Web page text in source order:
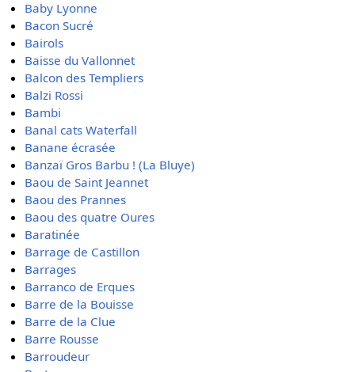
Baby Lyonne
Bacon Sucré
Bairols
Baisse du Vallonnet
Balcon des Templiers
Balzi Rossi
Bambi
Banal cats Waterfall
Banane écrasée
Banzaï Gros Barbu ! (La Bluye)
Baou de Saint Jeannet
Baou des Prannes
Baou des quatre Oures
Baratinée
Barrage de Castillon
Barrages
Barranco de Erques
Barre de la Bouisse
Barre de la Clue
Barre Rousse
Barroudeur